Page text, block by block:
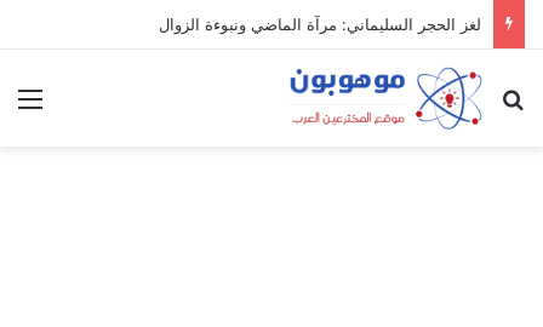
لغز الحجر السليماني: مرآة الماضي ونبوءة الزوال
بحث عن